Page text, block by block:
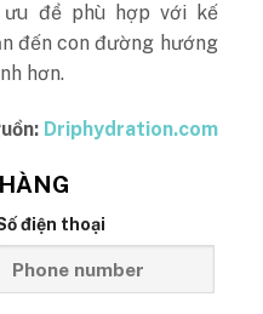
để phù hợp với kế
đến con đường hướng
hơn.
Driphydration.com
điện thoại